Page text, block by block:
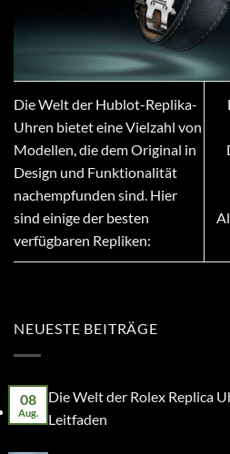
Die Welt der Hublot-Replika-
Uhren bietet eine Vielzahl von
Modellen, die dem Original in
Design und Funktionalität
nachempfunden sind. Hier
sind einige der besten
verfügbaren Repliken:
NEUESTE BEITRÄGE
08
Aug.
Die Welt der Rolex Replica
Leitfaden